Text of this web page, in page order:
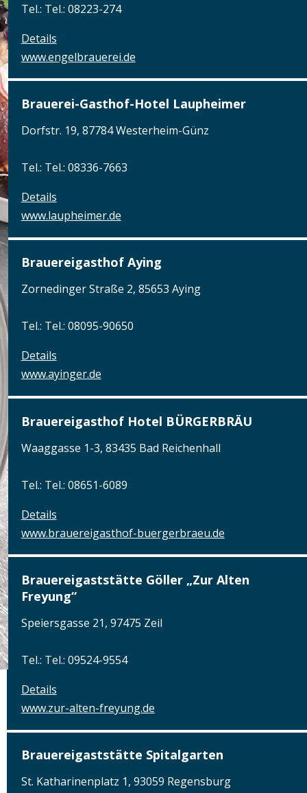
Tel.: Tel.: 08223-274
Details
www.engelbrauerei.de
Brauerei-Gasthof-Hotel Laupheimer
Dorfstr. 19, 87784 Westerheim-Günz
Tel.: Tel.: 08336-7663
Details
www.laupheimer.de
Brauereigasthof Aying
Zornedinger Straße 2, 85653 Aying
Tel.: Tel.: 08095-90650
Details
www.ayinger.de
Brauereigasthof Hotel BÜRGERBRÄU
Waaggasse 1-3, 83435 Bad Reichenhall
Tel.: Tel.: 08651-6089
Details
www.brauereigasthof-buergerbraeu.de
Brauereigaststätte Göller „Zur Alten
Freyung“
Speiersgasse 21, 97475 Zeil
Tel.: Tel.: 09524-9554
Details
www.zur-alten-freyung.de
Brauereigaststätte Spitalgarten
St. Katharinenplatz 1, 93059 Regensburg